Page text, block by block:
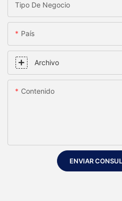
Tipo De Negocio
País
Archivo
Contenido
ENVIAR